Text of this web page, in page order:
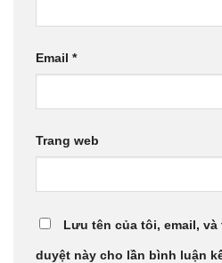
Email *
Trang web
Lưu tên của tôi, email,
duyệt này cho lần bình luận